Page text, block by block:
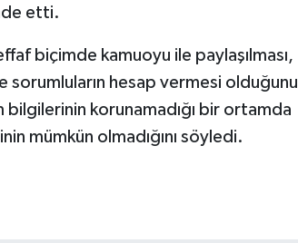
etti.
biçimde kamuoyu ile paylaşılması,
sorumluların hesap vermesi olduğunu
korunamadığı bir ortamda
mümkün olmadığını söyledi.